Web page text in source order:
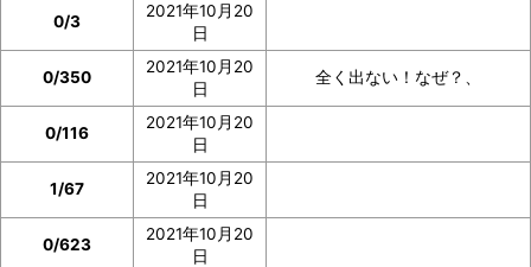
0/3
2021年10月20
日
0/350
2021年10月20
日
全く出ない！なぜ？、
0/116
2021年10月20
日
1/67
2021年10月20
日
0/623
2021年10月20
日